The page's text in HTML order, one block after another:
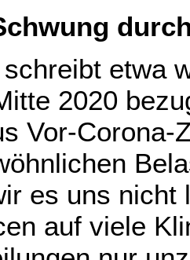
etwa
2020
Vor-Corona-
es uns nicht
auf viele